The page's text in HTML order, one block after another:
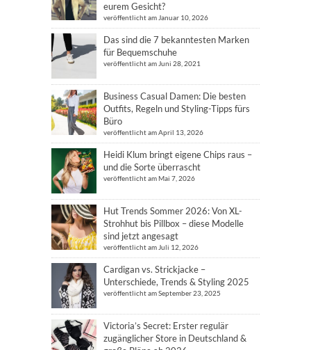
eurem Gesicht?
veröffentlicht am Januar 10, 2026
Das sind die 7 bekanntesten Marken
für Bequemschuhe
veröffentlicht am Juni 28, 2021
Business Casual Damen: Die besten
Outfits, Regeln und Styling-Tipps fürs
Büro
veröffentlicht am April 13, 2026
Heidi Klum bringt eigene Chips raus –
und die Sorte überrascht
veröffentlicht am Mai 7, 2026
Hut Trends Sommer 2026: Von XL-
Strohhut bis Pillbox – diese Modelle
sind jetzt angesagt
veröffentlicht am Juli 12, 2026
Cardigan vs. Strickjacke –
Unterschiede, Trends & Styling 2025
veröffentlicht am September 23, 2025
Victoria’s Secret: Erster regulär
zugänglicher Store in Deutschland &